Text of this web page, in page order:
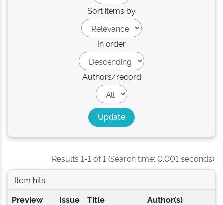
Sort items by
In order
Authors/record
Results 1-1 of 1 (Search time: 0.001 seconds).
Item hits:
Preview
Issue
Title Author(s)